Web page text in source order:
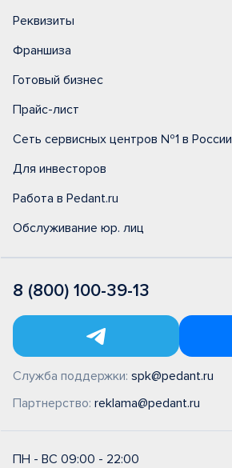
Реквизиты
Франшиза
Готовый бизнес
Прайс-лист
Сеть сервисных центров №1 в России
Для инвесторов
Работа в Pedant.ru
Обслуживание юр. лиц
8 (800) 100-39-13
Служба поддержки: spk@pedant.ru
Партнерство: reklama@pedant.ru
ПН - ВС 09:00 - 22:00